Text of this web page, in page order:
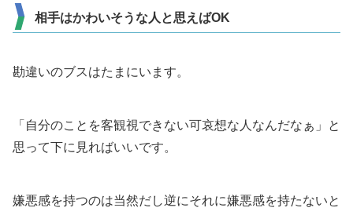
相手はかわいそうな人と思えばOK
勘違いのブスはたまにいます。
「自分のことを客観視できない可哀想な人なんだなぁ」と
思って下に見ればいいです。
嫌悪感を持つのは当然だし逆にそれに嫌悪感を持たないと